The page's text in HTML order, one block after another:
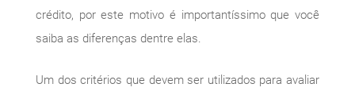
crédito, por este motivo é importantíssimo que você
saiba as diferenças dentre elas.
Um dos critérios que devem ser utilizados para avaliar